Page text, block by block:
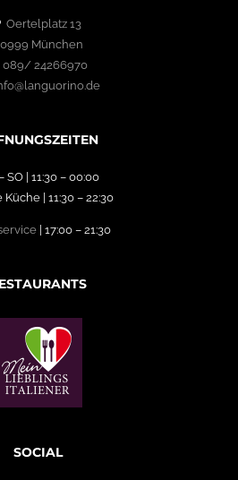
Oertelplatz 13
München
089/ 24266970
SO | 11:30 – 00:00
| 11:30 – 22:30
| 17:00 – 21:30
SOCIAL